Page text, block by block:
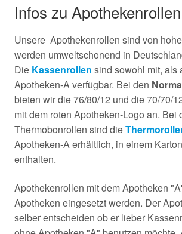
Infos zu Apothekenrollen
Unsere Apothekenrollen sind von
werden umweltschonend in
Die Kassenrollen sind sowohl mit, als
Apotheken-A verfügbar. Bei den
bieten wir die 76/80/12 und die 70/70/
mit dem roten Apotheken-Logo an. Bei
Thermobonrollen sind die
Apotheken-A erhältlich, in einem
enthalten.
Apothekenrollen mit dem Apotheken
Apotheken eingesetzt werden. Der
selber entscheiden ob er lieber